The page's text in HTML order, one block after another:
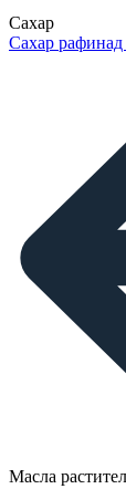
Сахар
Сахар рафинад
Масла